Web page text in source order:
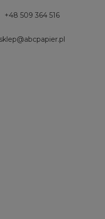
+48 509 364 516
sklep@abcpapier.pl